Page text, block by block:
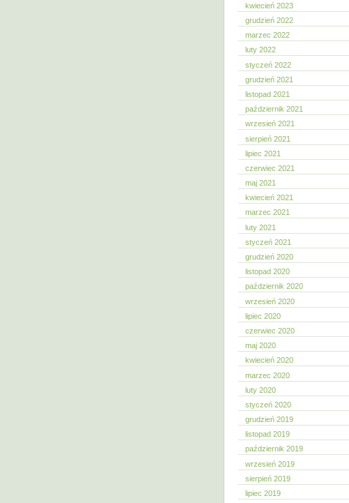
kwiecień 2023
grudzień 2022
marzec 2022
luty 2022
styczeń 2022
grudzień 2021
listopad 2021
październik 2021
wrzesień 2021
sierpień 2021
lipiec 2021
czerwiec 2021
maj 2021
kwiecień 2021
marzec 2021
luty 2021
styczeń 2021
grudzień 2020
listopad 2020
październik 2020
wrzesień 2020
lipiec 2020
czerwiec 2020
maj 2020
kwiecień 2020
marzec 2020
luty 2020
styczeń 2020
grudzień 2019
listopad 2019
październik 2019
wrzesień 2019
sierpień 2019
lipiec 2019